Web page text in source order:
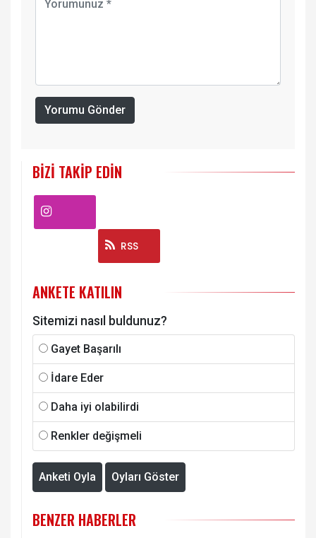
Yorumu Gönder
BIZI TAKIP EDIN
RSS
ANKETE KATILIN
Sitemizi nasıl buldunuz?
Gayet Başarılı
İdare Eder
Daha iyi olabilirdi
Renkler değişmeli
Anketi Oyla Oyları Göster
BENZER HABERLER